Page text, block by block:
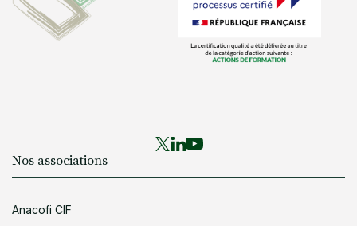
Nos associations
Anacofi CIF